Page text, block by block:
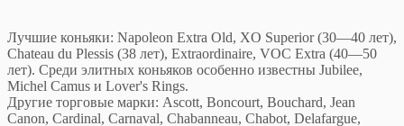
Лучшие коньяки: Napoleon Extra Old, XO Superior (30—40 лет),
Chateau du Plessis (38 лет), Extraordinaire, VOC Extra (40—50
лет). Среди элитных коньяков особенно известны Jubilee,
Michel Camus и Lover's Rings.
Другие торговые марки: Ascott, Boncourt, Bouchard, Jean
Canon, Cardinal, Carnaval, Chabanneau, Chabot, Delafargue,